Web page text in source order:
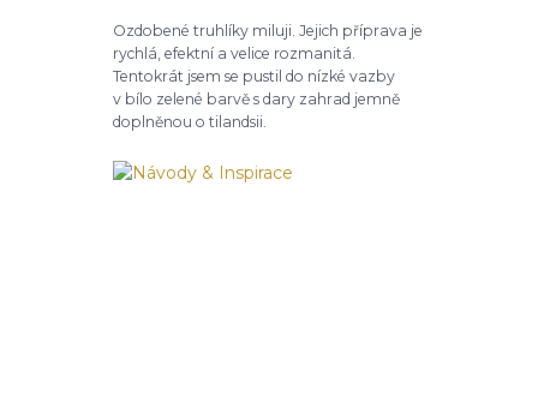
Ozdobené truhlíky miluji. Jejich příprava je
rychlá, efektní a velice rozmanitá.
Tentokrát jsem se pustil do nízké vazby
v bílo zelené barvě s dary zahrad jemně
doplněnou o tilandsii.